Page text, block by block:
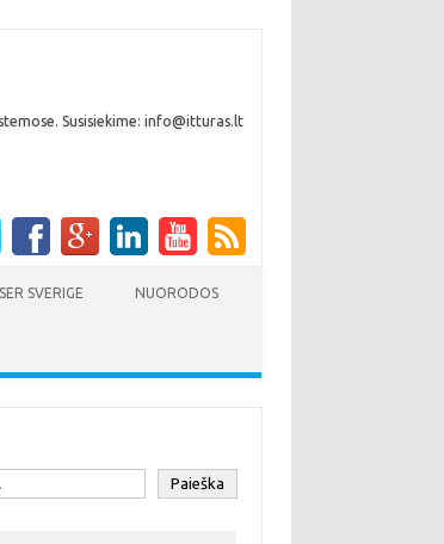
Susisiekime: info@itturas.lt
SVERIGE NUORODOS
Paieška